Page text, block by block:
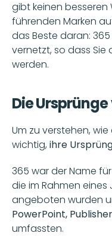
gibt keinen besseren
führenden Marken
das Beste daran:
vernetzt, so dass Sie
werden.
Die
Um zu verstehen,
wichtig, ihre
365 war der Name
die im Rahmen
angeboten wurden
PowerPoint,
umfassten.